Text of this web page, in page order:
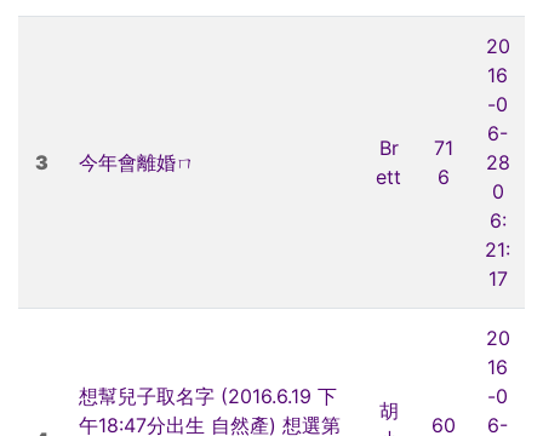
3 今年會離婚ㄇ
Br
ett
71
6
20
16
-0
6-
28
0
6:
21:
17
想幫兒子取名字 (2016.6.19 下
午18:47分出生 自然產) 想選第
胡
60
20
16
-0
6-